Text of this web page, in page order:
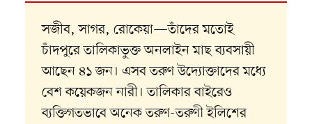
সজীব, সাগর, রোকেয়া—তাঁদের মতোই
চাঁদপুরে তালিকাভুক্ত অনলাইন মাছ ব্যবসায়ী
আছেন ৪১ জন। এসব তরুণ উদ্যোক্তাদের মধ্যে
বেশ কয়েকজন নারী। তালিকার বাইরেও
ব্যক্তিগতভাবে অনেক তরুণ-তরুণী ইলিশের